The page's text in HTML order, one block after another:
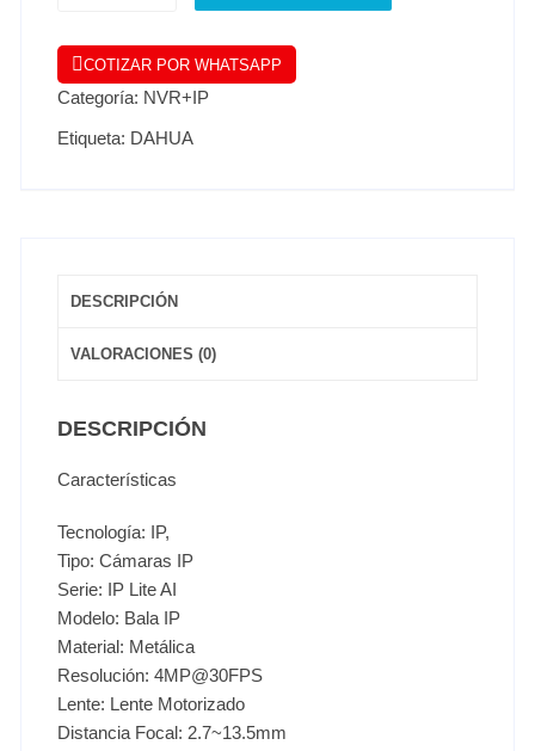
COTIZAR POR WHATSAPP
Categoría: NVR+IP
Etiqueta: DAHUA
DESCRIPCIÓN
VALORACIONES (0)
DESCRIPCIÓN
Características
Tecnología: IP,
Tipo: Cámaras IP
Serie: IP Lite AI
Modelo: Bala IP
Material: Metálica
Resolución: 4MP@30FPS
Lente: Lente Motorizado
Distancia Focal: 2.7~13.5mm